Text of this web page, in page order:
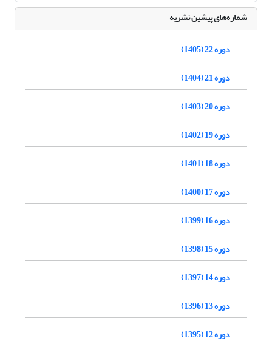
شماره‌های پیشین نشریه
دوره 22 (1405)
دوره 21 (1404)
دوره 20 (1403)
دوره 19 (1402)
دوره 18 (1401)
دوره 17 (1400)
دوره 16 (1399)
دوره 15 (1398)
دوره 14 (1397)
دوره 13 (1396)
دوره 12 (1395)